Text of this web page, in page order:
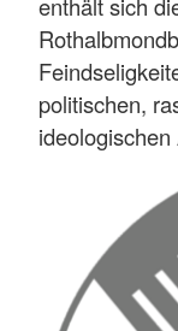
enthält sich
politischen,